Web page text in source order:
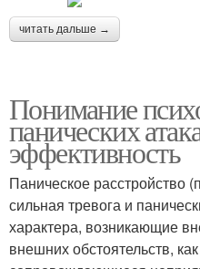
читать дальше →
Понимание
панических
эффективность
Паническое расстройство
сильная тревога и
характера, возникающие
внешних обстоятельств,